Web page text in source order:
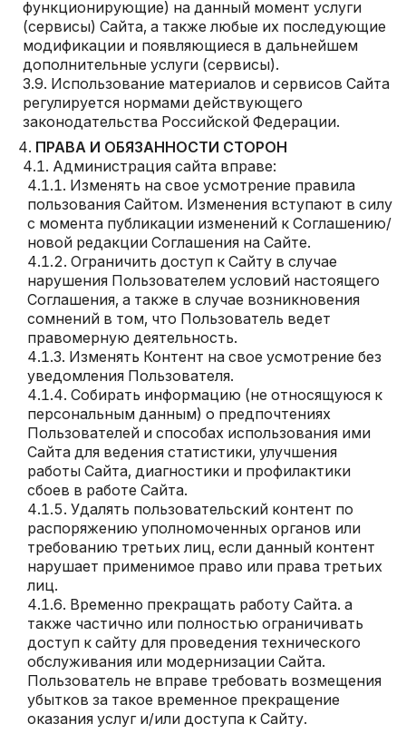
функционирующие) на данный момент услуги
(сервисы) Сайта, а также любые их последующие
модификации и появляющиеся в дальнейшем
дополнительные услуги (сервисы).
Использование материалов и сервисов Сайта
регулируется нормами действующего
законодательства Российской Федерации.
ПРАВА И ОБЯЗАННОСТИ СТОРОН
Администрация сайта вправе:
Изменять на свое усмотрение правила
пользования Сайтом. Изменения вступают в силу
с момента публикации изменений к Соглашению/
новой редакции Соглашения на Сайте.
Ограничить доступ к Сайту в случае
нарушения Пользователем условий настоящего
Соглашения, а также в случае возникновения
сомнений в том, что Пользователь ведет
правомерную деятельность.
Изменять Контент на свое усмотрение без
уведомления Пользователя.
Собирать информацию (не относящуюся к
персональным данным) о предпочтениях
Пользователей и способах использования ими
Сайта для ведения статистики, улучшения
работы Сайта, диагностики и профилактики
сбоев в работе Сайта.
Удалять пользовательский контент по
распоряжению уполномоченных органов или
требованию третьих лиц, если данный контент
нарушает применимое право или права третьих
лиц.
Временно прекращать работу Сайта. а
также частично или полностью ограничивать
доступ к сайту для проведения технического
обслуживания или модернизации Сайта.
Пользователь не вправе требовать возмещения
убытков за такое временное прекращение
оказания услуг и/или доступа к Сайту.